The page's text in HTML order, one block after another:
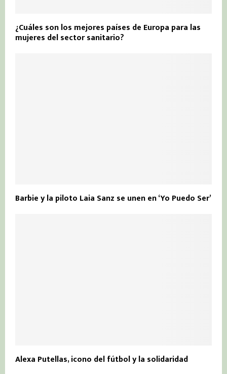
¿Cuáles son los mejores países de Europa para las
mujeres del sector sanitario?
Barbie y la piloto Laia Sanz se unen en ‘Yo Puedo Ser’
Alexa Putellas, icono del fútbol y la solidaridad